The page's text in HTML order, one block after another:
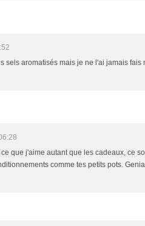
sels aromatisés mais je ne l'ai jamais
que j'aime autant que les cadeaux, ce
comme tes petits pots.